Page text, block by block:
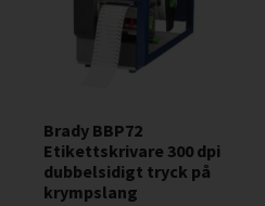
Brady BBP72
Etikettskrivare 300 dpi
dubbelsidigt tryck på
krympslang